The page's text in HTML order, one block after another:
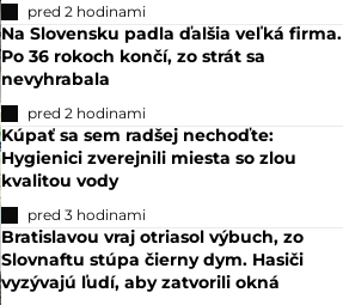
pred 2 hodinami
Na Slovensku padla ďalšia veľká firma.
Po 36 rokoch končí, zo strát sa
nevyhrabala
pred 2 hodinami
Kúpať sa sem radšej nechoďte:
Hygienici zverejnili miesta so zlou
kvalitou vody
pred 3 hodinami
Bratislavou vraj otriasol výbuch, zo
Slovnaftu stúpa čierny dym. Hasiči
vyzývajú ľudí, aby zatvorili okná